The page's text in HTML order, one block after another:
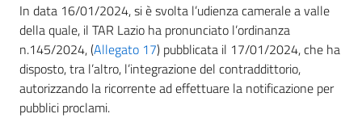
In data 16/01/2024, si è svolta l’udienza camerale a valle
della quale, il TAR Lazio ha pronunciato l’ordinanza
n.145/2024, (Allegato 17) pubblicata il 17/01/2024, che ha
disposto, tra l’altro, l’integrazione del contraddittorio,
autorizzando la ricorrente ad effettuare la notificazione per
pubblici proclami.